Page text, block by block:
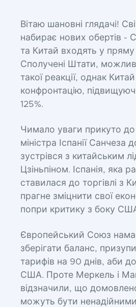
Вітаю шановні глядачі!
набирає нових обертів -
та Китай входять у
Сполучені Штати,
такої реакції, однак
конфронтацію,
125%.
Чимало уваги прикуто до
міністра Іспанії Санчеза
зустрівся з китайським
Цзіньпіном. Іспанія, яка
ставилася до торгівлі з
прагне зміцнити свої
попри критику з боку
Європейський Союз
зберігати баланс,
тарифів на 90 днів, аби
США. Проте Меркель і
відзначили, що
можуть бути